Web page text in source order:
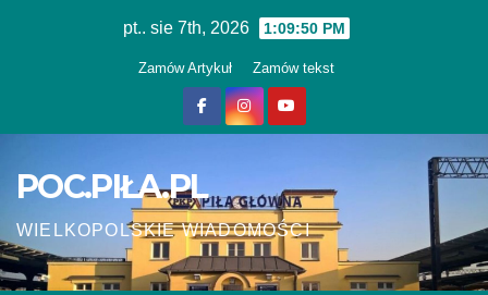
pt.. sie 7th, 2026 1:09:50 PM
Zamów Artykuł Zamów tekst
POC.PIŁA.PL
WIELKOPOLSKIE WIADOMOŚCI